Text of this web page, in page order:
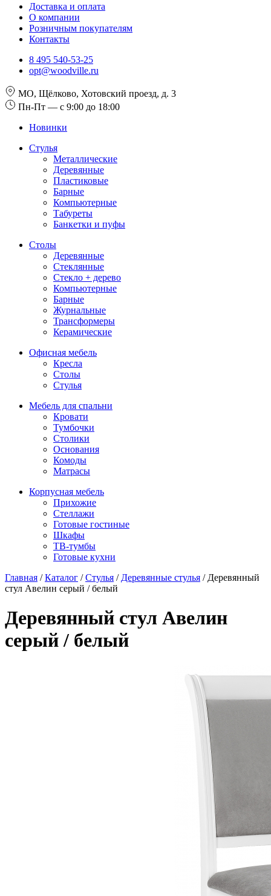
Доставка и оплата
О компании
Розничным покупателям
Контакты
8 495 540-53-25
opt@woodville.ru
МО, Щёлково, Хотовский проезд, д. 3
Пн-Пт — с 9:00 до 18:00
Новинки
Стулья
Металлические
Деревянные
Пластиковые
Барные
Компьютерные
Табуреты
Банкетки и пуфы
Столы
Деревянные
Стеклянные
Стекло + дерево
Компьютерные
Барные
Журнальные
Трансформеры
Керамические
Офисная мебель
Кресла
Столы
Стулья
Мебель для спальни
Кровати
Тумбочки
Столики
Основания
Комоды
Матрасы
Корпусная мебель
Прихожие
Стеллажи
Готовые гостиные
Шкафы
ТВ-тумбы
Готовые кухни
Главная /Каталог /Стулья / Деревянные стулья / Деревянный
стул Авелин серый / белый
Деревянный стул Авелин
серый / белый